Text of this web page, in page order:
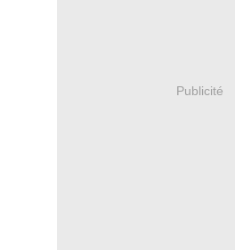
Publicité